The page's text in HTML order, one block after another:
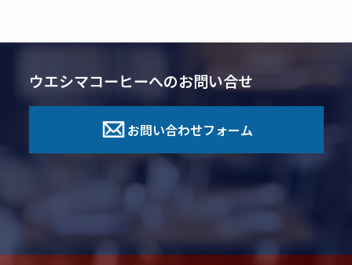
ウエシマコーヒーへのお問い合せ
お問い合わせフォーム